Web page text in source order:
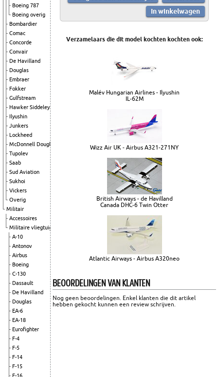
Boeing 787
Boeing overig
Bombardier
Comac
Concorde
Convair
De Havilland
Douglas
Embraer
Fokker
Gulfstream
Hawker Siddeley
Ilyushin
Junkers
Lockheed
McDonnell Douglas
Tupolev
Saab
Sud Aviation
Sukhoi
Vickers
Overig
Militair
Accessoires
Militaire vliegtuigen
A-10
Antonov
Airbus
Boeing
C-130
Dassault
De Havilland
Douglas
EA-6
EA-18
Eurofighter
F-4
F-5
F-14
F-15
F-16
Verzamelaars die dit model kochten kochten ook:
Malév Hungarian Airlines - Ilyushin
IL-62M
Wizz Air UK - Airbus A321-271NY
British Airways - de Havilland
Canada DHC-6 Twin Otter
Atlantic Airways - Airbus A320neo
BEOORDELINGEN VAN KLANTEN
Nog geen beoordelingen. Enkel klanten die dit artikel
hebben gekocht kunnen een review schrijven.